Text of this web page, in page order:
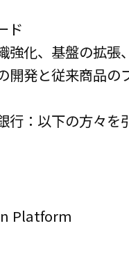
ド
強化、基盤の拡張
開発と従来商品の
行：以下の方々を
Platform